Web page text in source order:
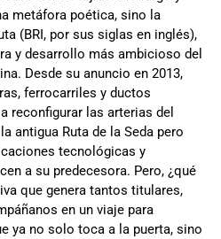
metáfora poética, sino la
(BRI, por sus siglas en inglés),
y desarrollo más ambicioso del
Desde su anuncio en 2013,
ferrocarriles y ductos
reconfigurar las arterias del
antigua Ruta de la Seda pero
tecnológicas y
a su predecesora. Pero, ¿qué
que genera tantos titulares,
en un viaje para
ya no solo toca a la puerta, sino